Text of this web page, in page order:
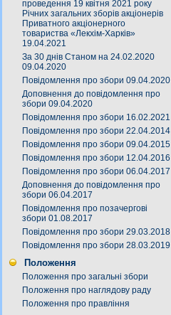
проведення 19 квітня 2021 року
Річних загальних зборів акціонерів
Приватного акціонерного
товариства «Лекхім-Харків»
19.04.2021
За 30 днів Станом на 24.02.2020
09.04.2020
Повідомлення про збори 09.04.2020
Доповнення до повідомлення про
збори 09.04.2020
Повідомлення про збори 16.02.2021
Повідомлення про збори 22.04.2014
Повідомлення про збори 09.04.2015
Повідомлення про збори 12.04.2016
Повідомлення про збори 06.04.2017
Доповнення до повідомлення про
збори 06.04.2017
Повідомлення про позачергові
збори 01.08.2017
Повідомлення про збори 29.03.2018
Повідомлення про збори 28.03.2019
Положення
Положення про загальні збори
Положення про наглядову раду
Положення про правління